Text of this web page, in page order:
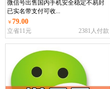
微信号出售国内手机安全稳定不易封
已实名带支付可收...
￥79.00
立省11元 2381人付款